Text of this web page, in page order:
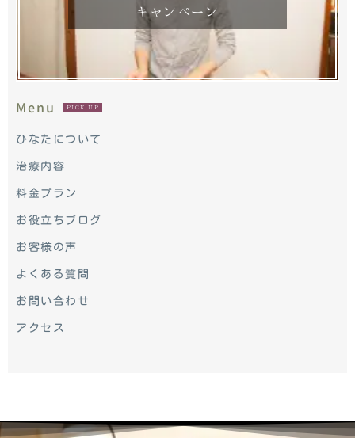
キャンペーン
Menu PICK UP
ひなたについて
治療内容
料金プラン
お役立ちブログ
お客様の声
よくある質問
お問い合わせ
アクセス